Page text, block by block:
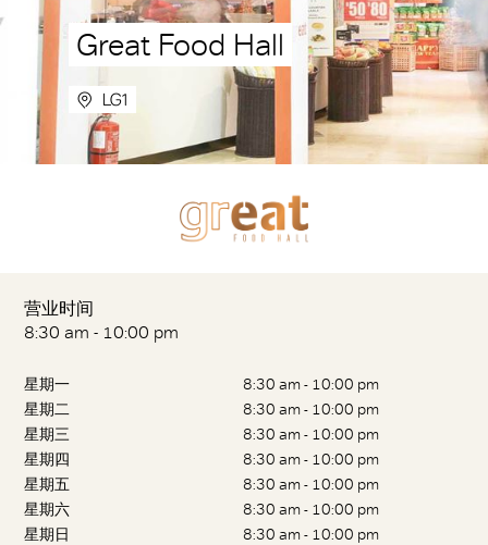
Great Food Hall
LG1
营业时间
8:30 am - 10:00 pm
星期一
8:30 am - 10:00 pm
星期二
8:30 am - 10:00 pm
星期三
8:30 am - 10:00 pm
星期四
8:30 am - 10:00 pm
星期五
8:30 am - 10:00 pm
星期六
8:30 am - 10:00 pm
星期日
8:30 am - 10:00 pm